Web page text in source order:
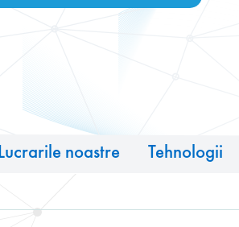
Lucrarile noastre Tehnologii